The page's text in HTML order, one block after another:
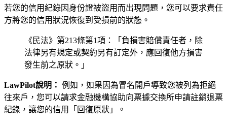
若您的信用紀錄因身份證被盜用而出現問題，您可以要求責任
方將您的信用狀況恢復到受損前的狀態。
《民法》第213條第1項：「負損害賠償責任者，除
法律另有規定或契約另有訂定外，應回復他方損害
發生前之原狀。」
LawPilot說明： 例如，如果因為冒名開戶導致您被列為拒絕
往來戶，您可以請求金融機構協助向票據交換所申請註銷退票
紀錄，讓您的信用「回復原狀」。